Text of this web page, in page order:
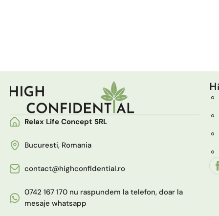
Relax Life Concept SRL
Bucuresti, Romania
contact@highconfidential.ro
0742 167 170 nu raspundem la telefon, doar la
mesaje whatsapp